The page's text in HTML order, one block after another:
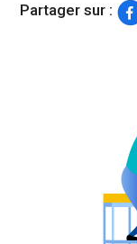
Partager sur :